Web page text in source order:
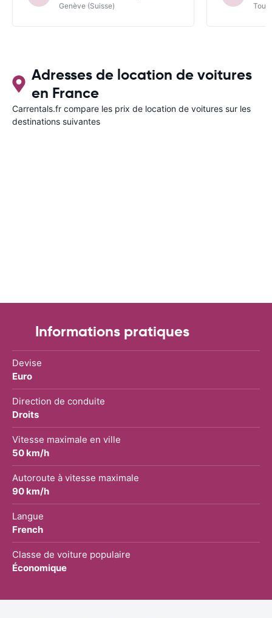
Genève (Suisse)
Adresses de location de voitures
en France
Carrentals.fr compare les prix de location de voitures sur les
destinations suivantes
Informations pratiques
Devise
Euro
Direction de conduite
Droits
Vitesse maximale en ville
50 km/h
Autoroute à vitesse maximale
90 km/h
Langue
French
Classe de voiture populaire
Économique